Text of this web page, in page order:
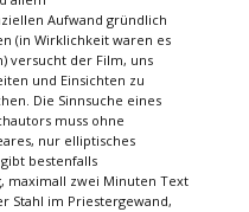
Aufwand gründlich
(in Wirklichkeit waren es
versucht der Film, uns
und Einsichten zu
Die Sinnsuche eines
muss ohne
nur elliptisches
bestenfalls
maximall zwei Minuten Text
Stahl im Priestergewand,